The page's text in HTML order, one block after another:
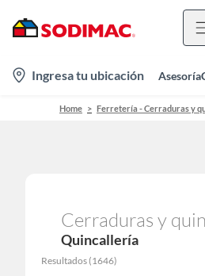
location-
icon
Ingresa tu ubicación Asesoría
Home Ferretería - Cerraduras y
Cerraduras y
Quincallería
Resultados (1646)